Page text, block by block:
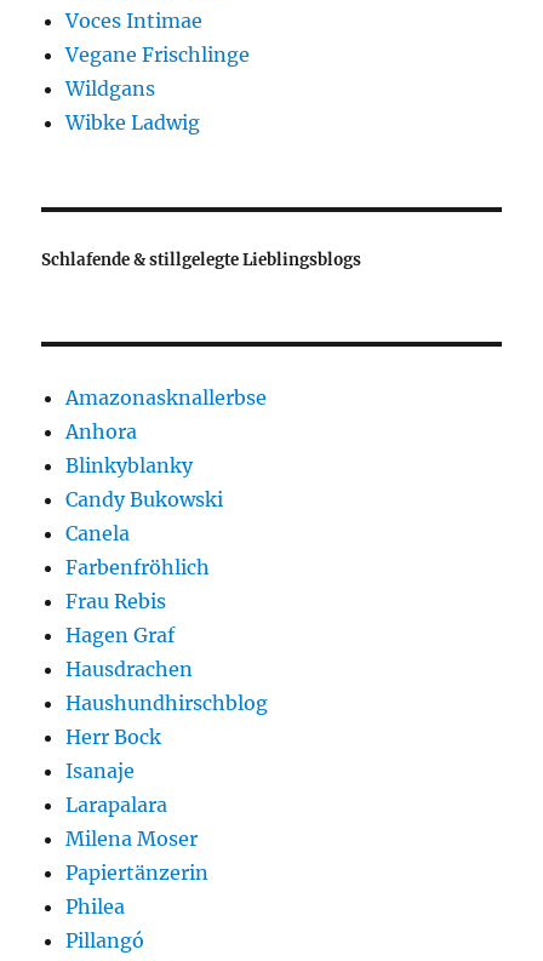
Voces Intimae
Vegane Frischlinge
Wildgans
Wibke Ladwig
Schlafende & stillgelegte Lieblingsblogs
Amazonasknallerbse
Anhora
Blinkyblanky
Candy Bukowski
Canela
Farbenfröhlich
Frau Rebis
Hagen Graf
Hausdrachen
Haushundhirschblog
Herr Bock
Isanaje
Larapalara
Milena Moser
Papiertänzerin
Philea
Pillangó